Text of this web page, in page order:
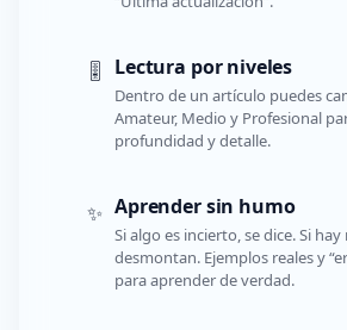
🎚️ Lectura por niveles
Dentro de un artículo puedes
Amateur, Medio y Profesional
profundidad y detalle.
✨ Aprender sin humo
Si algo es incierto, se dice. Si
desmontan. Ejemplos reales y
para aprender de verdad.